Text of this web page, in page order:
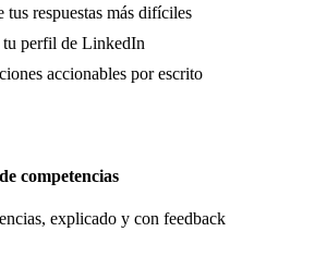
tus respuestas más difíciles
tu perfil de LinkedIn
accionables por escrito
competencias
explicado y con feedback